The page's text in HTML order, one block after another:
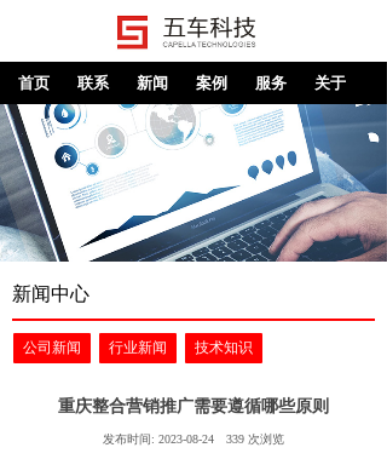
首页 联系 新闻 案例 服务 关于
新闻中心
公司新闻 行业新闻 技术知识
重庆整合营销推广需要遵循哪些原则
发布时间: 2023-08-24 339 次浏览